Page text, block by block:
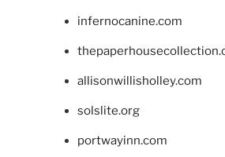
infernocanine.com
allisonwillisholley.com
solslite.org
portwayinn.com